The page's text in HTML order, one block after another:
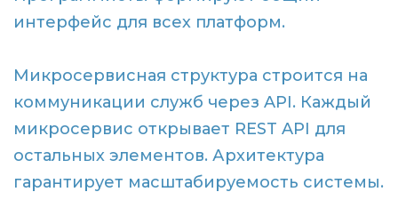
интерфейс для всех платформ.
Микросервисная структура строится на
коммуникации служб через API. Каждый
микросервис открывает REST API для
остальных элементов. Архитектура
гарантирует масштабируемость системы.